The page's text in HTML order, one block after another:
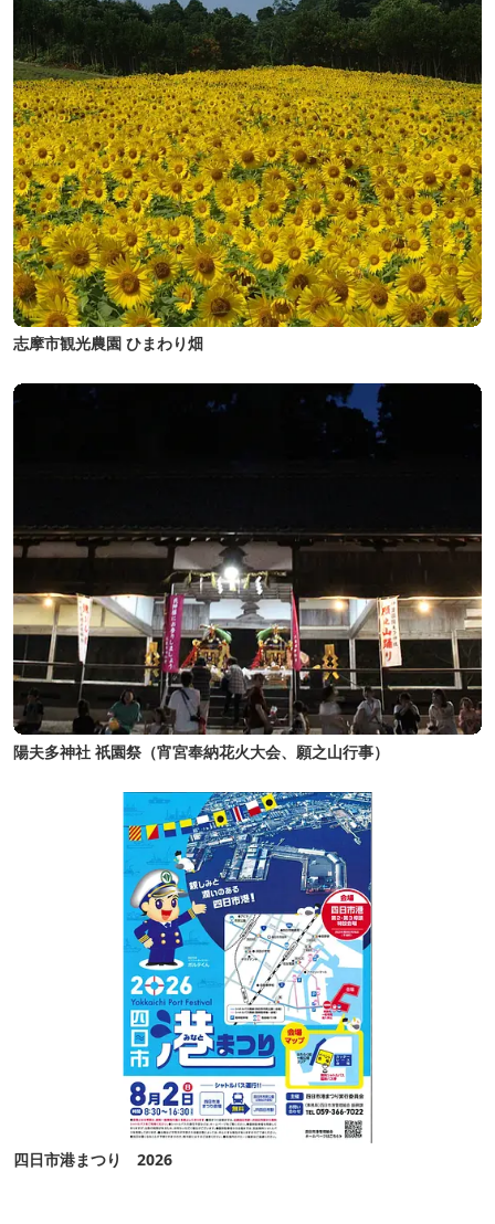
志摩市観光農園 ひまわり畑
陽夫多神社 祇園祭（宵宮奉納花火大会、願之山行事）
四日市港まつり 2026